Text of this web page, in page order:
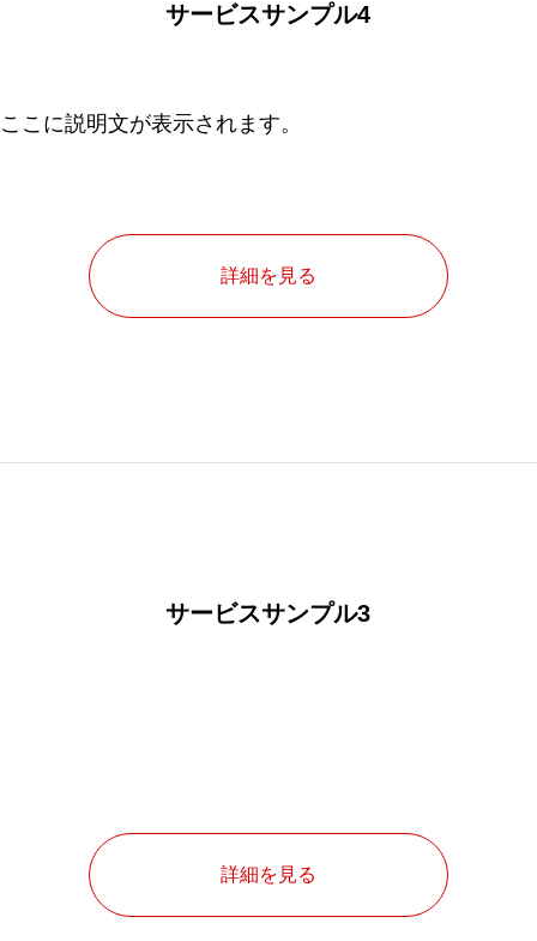
サービスサンプル4
ここに説明文が表示されます。
詳細を見る
サービスサンプル3
詳細を見る